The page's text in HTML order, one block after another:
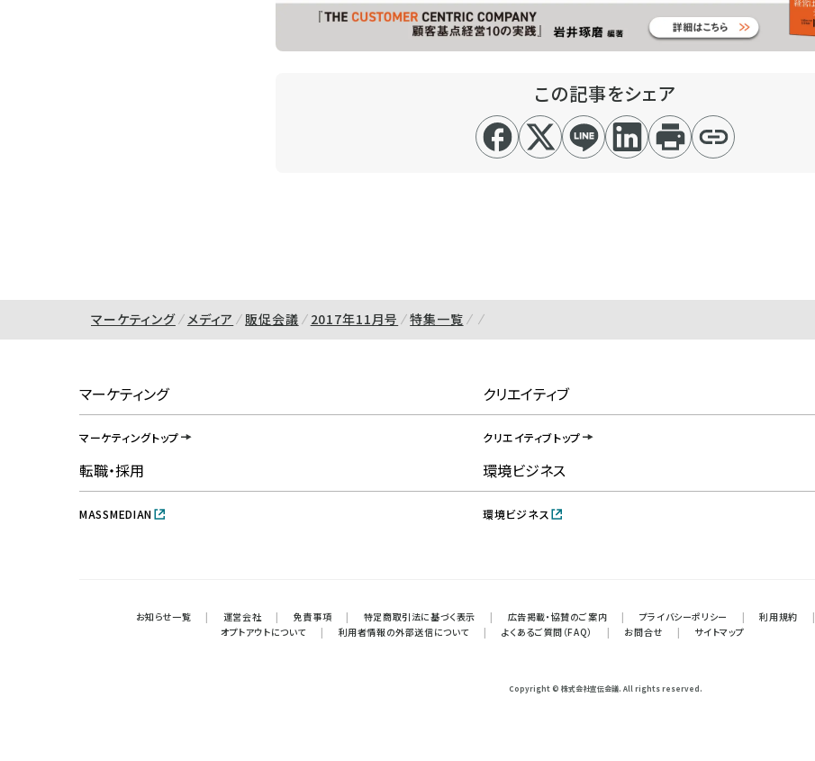
この記事をシェア
マーケティング メディア 販促会議 2017年11月号 特集一覧
マーケティング
マーケティングトップ
クリエイティブ
クリエイティブトップ
転職・採用
MASSMEDIAN
環境ビジネス
環境ビジネス
お知らせ一覧 | 運営会社 | 免責事項 | 特定商取引法に基づく表示 | 広告掲載・協賛のご案内 | プライバシーポリシー | 利用規約
|
オプトアウトについて
| 利用者情報の外部送信について | よくあるご質問（FAQ） | お問合せ | サイトマップ
Copyright © 株式会社宣伝会議. All rights reserved.